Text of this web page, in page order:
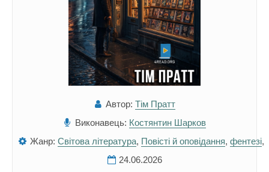
Автор: Тім Пратт
Виконавець: Костянтин Шарков
Жанр: Світова література, Повісті й оповідання, фентезі,
24.06.2026